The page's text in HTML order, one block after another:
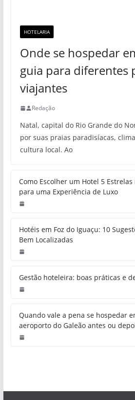
HOTELARIA
Onde se hospedar
guia para diferentes
viajantes
Redação
Natal, capital do Rio Grande do
por suas praias paradisíacas,
cultura local. Ao
Como Escolher um Hotel 5 Estrelas
para uma Experiência de Luxo
Hotéis em Foz do Iguaçu: 10
Bem Localizadas
Gestão hoteleira: boas práticas e
Quando vale a pena se hospedar
aeroporto do Galeão antes ou